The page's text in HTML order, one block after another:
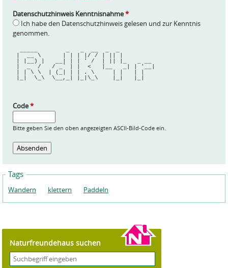
Datenschutzhinweis Kenntnisnahme*
Ich habe den Datenschutzhinweis gelesen und zur Kenntnis
genommen.
|  __ \      | | | |/ / | || |
| |__) |   __| | | ' /  | || |_   _ __
|  _  /   / _` | |  <   |__   _| | '__|
| | \ \  | (_| | | . \     | |   | |
|_|  \_\  \__,_| |_|\_\    |_|   |_|
Code*
Bitte geben Sie den oben angezeigten ASCII-Bild-Code ein.
Tags
Wandern klettern Paddeln
Naturfreundehaus suchen